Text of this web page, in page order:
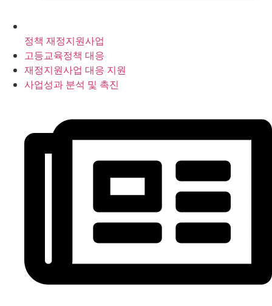
정책 재정지원사업
고등교육정책 대응
재정지원사업 대응 지원
사업성과 분석 및 촉진